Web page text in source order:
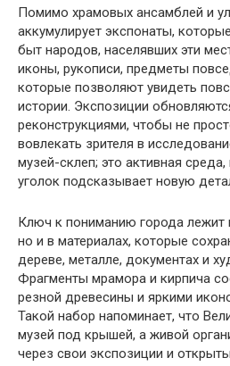
Помимо храмовых ансамблей и
аккумулирует экспонаты,
быт народов, населявших эти
иконы, рукописи, предметы
которые позволяют увидеть
истории. Экспозиции
реконструкциями, чтобы не
вовлекать зрителя в
музей-склеп; это активная
уголок подсказывает новую
Ключ к пониманию города лежит
но и в материалах, которые
дереве, металле, документах и
Фрагменты мрамора и кирпича
резной древесины и яркими
Такой набор напоминает, что
музей под крышей, а живой
через свои экспозиции и